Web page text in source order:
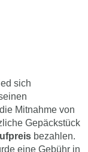
sich
Mitnahme von
Gepäckstück
bezahlen.
eine Gebühr in